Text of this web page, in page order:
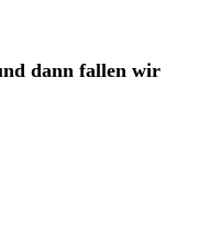
dann fallen wir